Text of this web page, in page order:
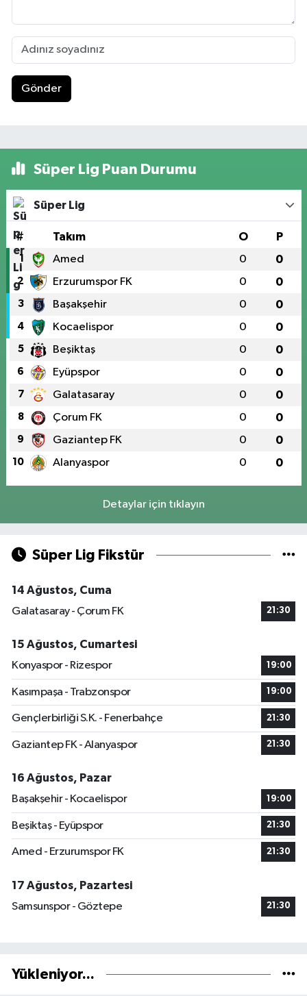
Gönder
Süper Lig Puan Durumu
Süper Lig
# Takım O P
1 Amed 0 0
2 Erzurumspor FK 0 0
3 Başakşehir 0 0
4 Kocaelispor 0 0
5 Beşiktaş 0 0
6 Eyüpspor 0 0
7 Galatasaray 0 0
8 Çorum FK 0 0
9 Gaziantep FK 0 0
10 Alanyaspor 0 0
Detaylar için tıklayın
Süper Lig Fikstür
14 Ağustos, Cuma
Galatasaray - Çorum FK
21:30
15 Ağustos, Cumartesi
Konyaspor - Rizespor
19:00
Kasımpaşa - Trabzonspor 19:00
Gençlerbirliği S.K. - Fenerbahçe 21:30
Gaziantep FK - Alanyaspor 21:30
16 Ağustos, Pazar
Başakşehir - Kocaelispor
19:00
Beşiktaş - Eyüpspor 21:30
Amed - Erzurumspor FK 21:30
17 Ağustos, Pazartesi
Samsunspor - Göztepe
21:30
Yükleniyor...